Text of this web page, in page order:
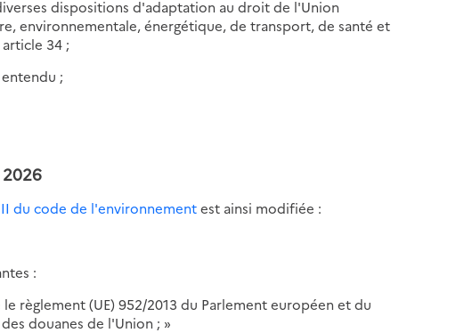
dispositions d'adaptation au droit de l'Union
environnementale, énergétique, de transport, de santé et
34 ;
;
du code de l'environnementest ainsi modifiée :
:
règlement (UE) 952/2013 du Parlement européen et du
douanes de l'Union ; »